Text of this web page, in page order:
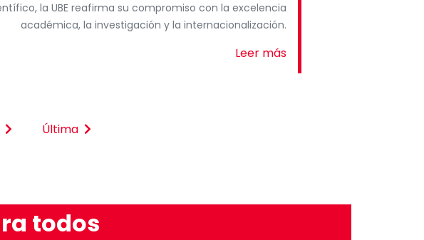
la UBE reafirma su compromiso con la excelencia
académica, la investigación y la internacionalización.
Leer más
Última
todos